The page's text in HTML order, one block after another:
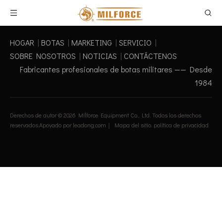
HOGAR | BOTAS | MARKETING | SERVICIO |
SOBRE NOSOTROS | NOTICIAS | CONTÁCTENOS
Fabricantes profesionales de botas militares —— Desde
1984
Derechos de autor ©2026 Milforce Equipment Co., Ltd. Todos los derechos
reservados.Apoyado porleadong.com ｜ Mapa del sitio política de privacidad